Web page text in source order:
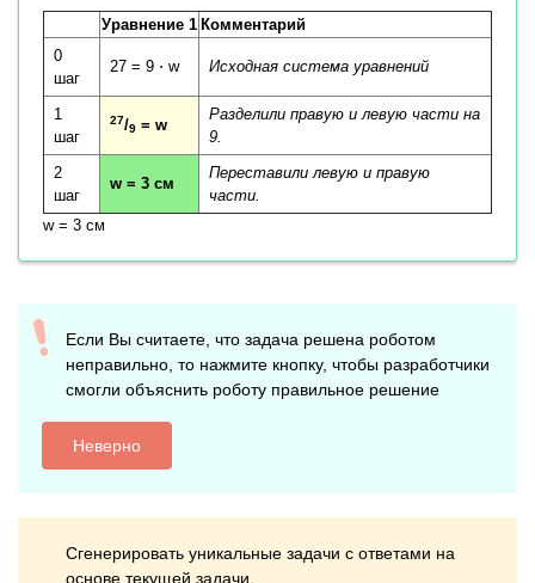
Уравнение 1 Комментарий
0
шаг
27 = 9 ⋅ w Исходная система уравнений
1
шаг
27/9 = w
Разделили правую и левую части на
9.
2
шаг
w = 3 см
Переставили левую и правую
части.
w = 3 см
Если Вы считаете, что задача решена роботом
неправильно, то нажмите кнопку, чтобы разработчики
смогли объяснить роботу правильное решение
Неверно
Сгенерировать уникальные задачи с ответами на
основе текущей задачи.